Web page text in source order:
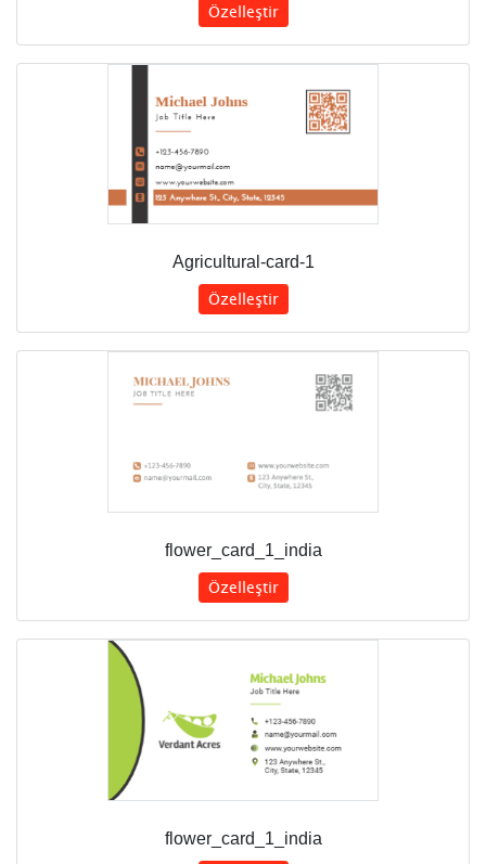
Özelleştir
Agricultural-card-1
Özelleştir
flower_card_1_india
Özelleştir
flower_card_1_india